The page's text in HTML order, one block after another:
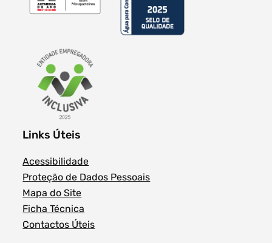
Links Úteis
Acessibilidade
Proteção de Dados Pessoais
Mapa do Site
Ficha Técnica
Contactos Úteis